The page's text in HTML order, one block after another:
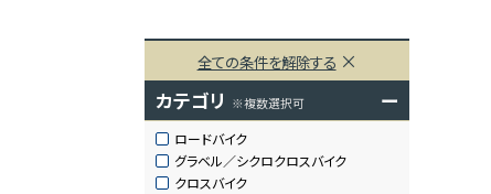
全ての条件を解除する
カテゴリ ※複数選択可 ー
ロードバイク
グラベル／シクロクロスバイク
クロスバイク